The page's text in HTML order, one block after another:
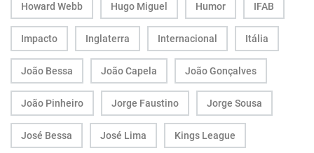
Howard Webb Hugo Miguel Humor IFAB
Impacto Inglaterra Internacional Itália
João Bessa João Capela João Gonçalves
João Pinheiro Jorge Faustino Jorge Sousa
José Bessa José Lima Kings League